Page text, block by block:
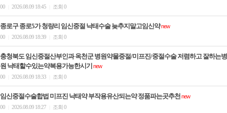
00
2026.08.09 18:45 조회 0
종로구 종로5가 청량리 임신중절 낙태수술 늦추지말고임신약new
00
2026.08.09 18:39 조회 0
충청북도 임신중절산부인과 옥천군 병원약물중절/미프진/중절수술 저렴하고 잘하는병
원 낙태할수있는약복용가능한시기 new
00
2026.08.09 18:33 조회 0
임신중절수술합법 미프진 낙태약 부작용유산되는약 정품파는곳추천new
00
2026.08.09 18:27 조회 0